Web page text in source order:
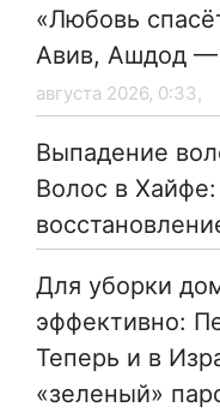
«Любовь
Авив, Ашдод —
августа 2026, 0:33,
Выпадение
Волос в
Для уборки
эффективно:
Теперь и в
«зеленый»